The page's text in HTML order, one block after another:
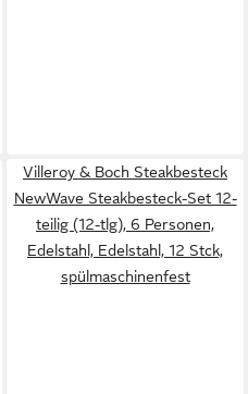
Villeroy & Boch Steakbesteck
NewWave Steakbesteck-Set 12-
teilig (12-tlg), 6 Personen,
Edelstahl, Edelstahl, 12 Stck,
spülmaschinenfest